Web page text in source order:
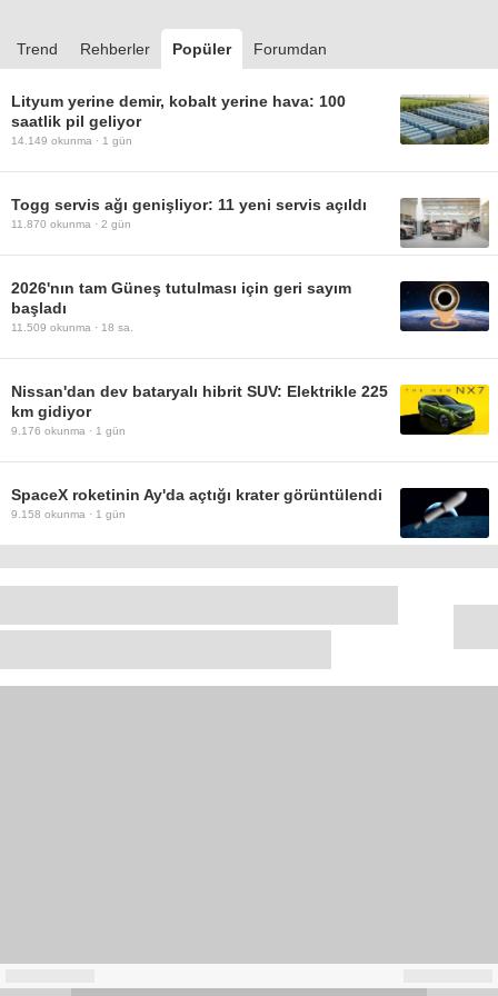
Trend Rehberler Popüler Forumdan
Lityum yerine demir, kobalt yerine hava: 100
saatlik pil geliyor
14.149 okunma · 1 gün
Togg servis ağı genişliyor: 11 yeni servis açıldı
11.870 okunma · 2 gün
2026'nın tam Güneş tutulması için geri sayım
başladı
11.509 okunma · 18 sa.
Nissan'dan dev bataryalı hibrit SUV: Elektrikle 225
km gidiyor
9.176 okunma · 1 gün
SpaceX roketinin Ay'da açtığı krater görüntülendi
9.158 okunma · 1 gün